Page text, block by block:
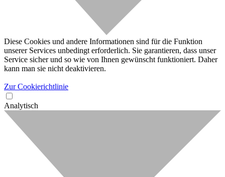
Diese Cookies und andere Informationen sind für die Funktion
unserer Services unbedingt erforderlich. Sie garantieren, dass unser
Service sicher und so wie von Ihnen gewünscht funktioniert. Daher
kann man sie nicht deaktivieren.
Zur Cookierichtlinie
Analytisch